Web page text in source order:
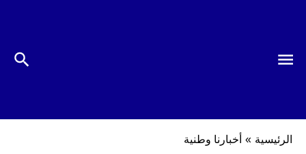
الرئيسية » أخبارنا وطنية